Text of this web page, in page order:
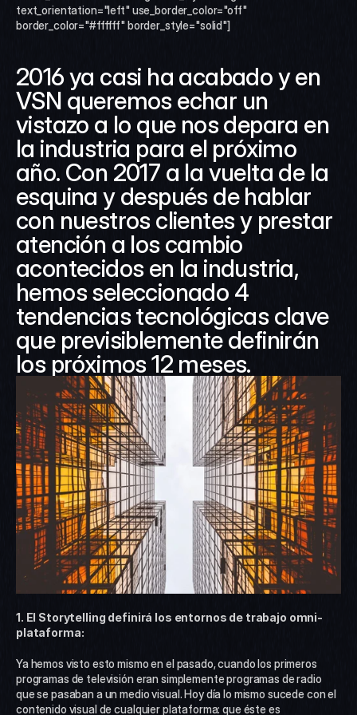
text_orientation="left" use_border_color="off"
border_color="#ffffff" border_style="solid"]
2016 ya casi ha acabado y en
VSN queremos echar un
vistazo a lo que nos depara en
la industria para el próximo
año. Con 2017 a la vuelta de la
esquina y después de hablar
con nuestros clientes y prestar
atención a los cambio
acontecidos en la industria,
hemos seleccionado 4
tendencias tecnológicas clave
que previsiblemente definirán
los próximos 12 meses.
1. El Storytelling definirá los entornos de trabajo omni-
plataforma:
Ya hemos visto esto mismo en el pasado, cuando los primeros
programas de televisión eran simplemente programas de radio
que se pasaban a un medio visual. Hoy día lo mismo sucede con el
contenido visual de cualquier plataforma: que éste es